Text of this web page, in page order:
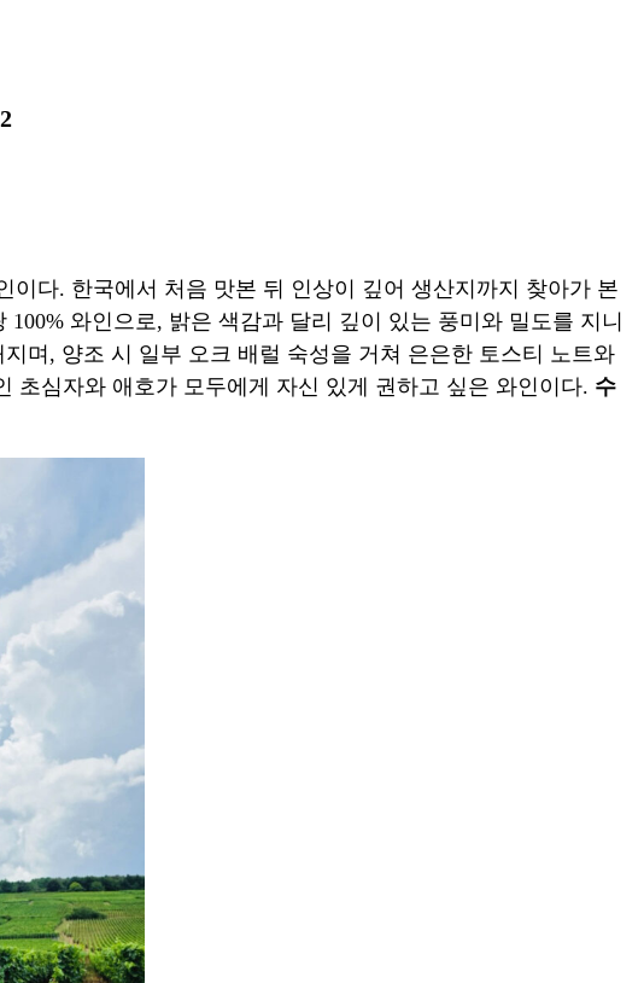
다. 한국에서 처음 맛본 뒤 인상이 깊어 생산지까지 찾아가 본
와인으로, 밝은 색감과 달리 깊이 있는 풍미와 밀도를 지니
며, 양조 시 일부 오크 배럴 숙성을 거쳐 은은한 토스티 노트와
초심자와 애호가 모두에게 자신 있게 권하고 싶은 와인이다. 수